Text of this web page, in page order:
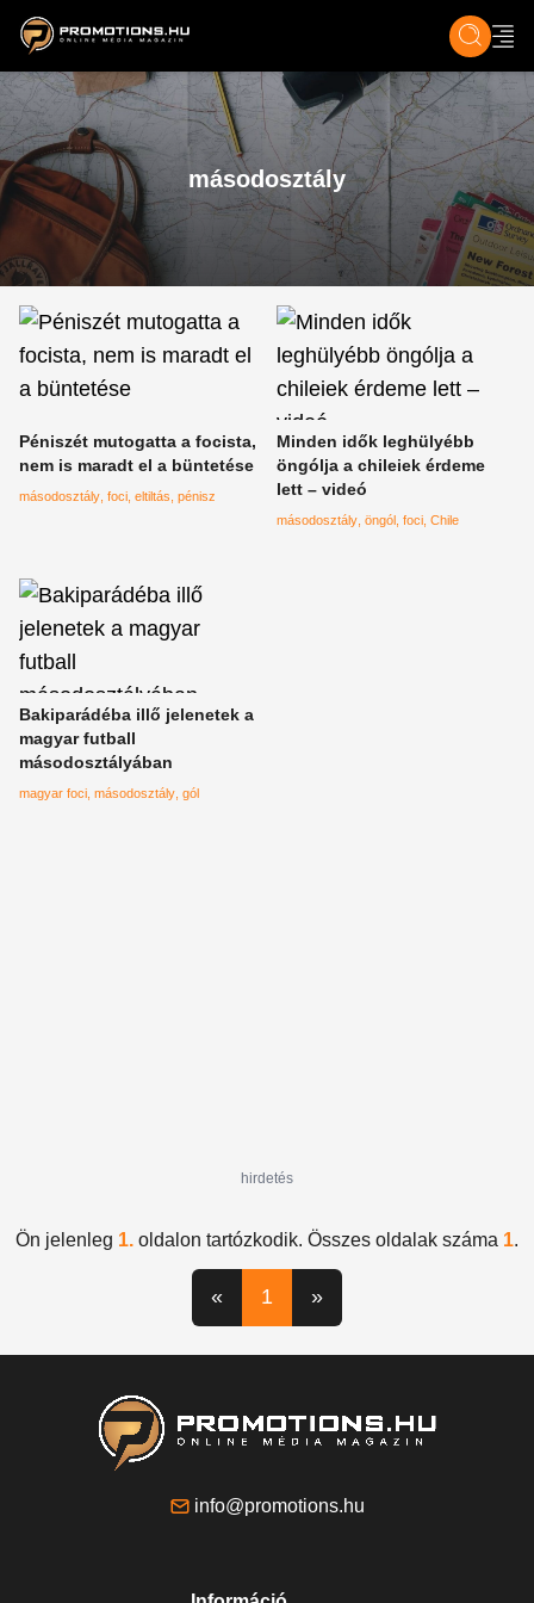
ZENE, FILM & KULT ÉLET TECH &
másodosztály
Péniszét mutogatta a focista,
nem is maradt el a büntetése
másodosztály foci eltiltás pénisz
Minden idők leghülyébb
öngólja a chileiek érdeme
lett – videó
másodosztály öngól foci Chile
Bakiparádéba illő jelenetek a
magyar futball
másodosztályában
magyar foci másodosztály gól
hirdetés
Ön jelenleg 1. oldalon tartózkodik. Összes oldalak száma 1.
« 1 »
info@promotions.hu